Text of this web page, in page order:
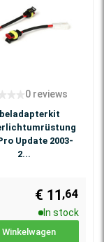
0 reviews
Update 2003-
2...
€ 11 ,64
In stock
Winkelwagen